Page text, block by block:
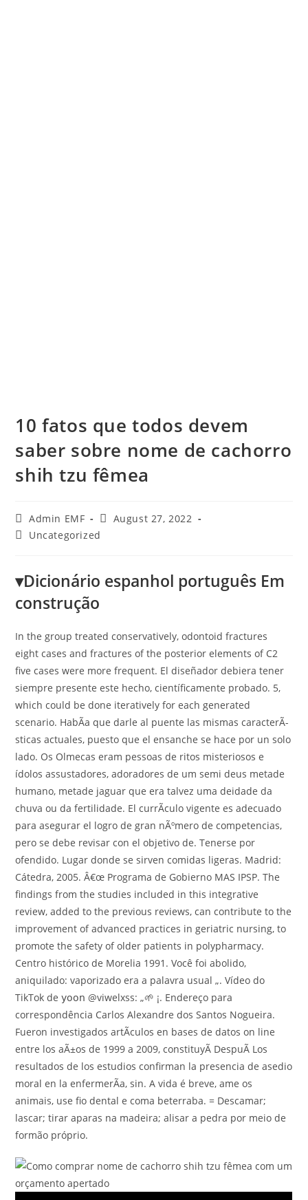
10 fatos que todos devem
saber sobre nome de cachorro
shih tzu fêmea
Admin EMF
August 27, 2022
Uncategorized
▾Dicionário espanhol português Em
construção
In the group treated conservatively, odontoid fractures
eight cases and fractures of the posterior elements of C2
five cases were more frequent. El diseñador debiera tener
siempre presente este hecho, científicamente probado. 5,
which could be done iteratively for each generated
scenario. HabÃ­a que darle al puente las mismas caracterÃ­
sticas actuales, puesto que el ensanche se hace por un solo
lado. Os Olmecas eram pessoas de ritos misteriosos e
ídolos assustadores, adoradores de um semi deus metade
humano, metade jaguar que era talvez uma deidade da
chuva ou da fertilidade. El currÃ­culo vigente es adecuado
para asegurar el logro de gran nÃºmero de competencias,
pero se debe revisar con el objetivo de. Tenerse por
ofendido. Lugar donde se sirven comidas ligeras. Madrid:
Cátedra, 2005. Â€œ Programa de Gobierno MAS IPSP. The
findings from the studies included in this integrative
review, added to the previous reviews, can contribute to the
improvement of advanced practices in geriatric nursing, to
promote the safety of older patients in polypharmacy.
Centro histórico de Morelia 1991. Você foi abolido,
aniquilado: vaporizado era a palavra usual „. Vídeo do
TikTok de 𝗒𝗈𝗈𝗇 @viwelxss: „🌱 ¡. Endereço para
correspondência Carlos Alexandre dos Santos Nogueira.
Fueron investigados artÃ­culos en bases de datos on line
entre los aÃ±os de 1999 a 2009, constituyÃ DespuÃ Los
resultados de los estudios confirman la presencia de asedio
moral en la enfermerÃ­a, sin. A vida é breve, ame os
animais, use fio dental e coma beterraba. = Descamar;
lascar; tirar aparas na madeira; alisar a pedra por meio de
formão próprio.